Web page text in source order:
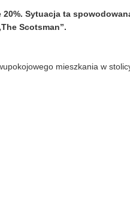
Sytuacja ta
Scotsman”.
mieszkania w